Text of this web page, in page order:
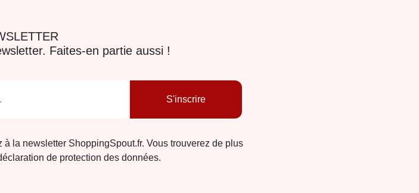
Faites-en partie aussi !
S'inscrire
la newsletter ShoppingSpout.fr. Vous trouverez de plus
de protection des données.